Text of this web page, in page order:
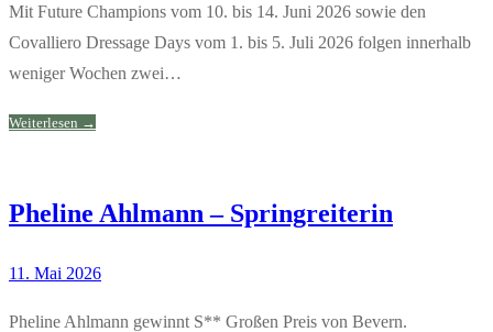
Mit Future Champions vom 10. bis 14. Juni 2026 sowie den
Covalliero Dressage Days vom 1. bis 5. Juli 2026 folgen innerhalb
weniger Wochen zwei…
Weiterlesen →
Pheline Ahlmann – Springreiterin
11. Mai 2026
Pheline Ahlmann gewinnt S** Großen Preis von Bevern.